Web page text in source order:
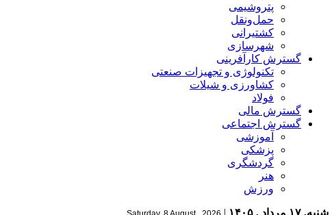
پتروشیمی
حمل‌و‌نقل
کشتیرانی
شهرسازی
گسترش کارآفرینی
تکنولوژی و تجهیزات صنعتی
کشاورزی و شیلات
فولاد
گسترش مالی
گسترش اجتماعی
آموزشی
پزشکی
گردشگری
هنر
ورزش
شنبه, ۱۷ مرداد , ۱۴۰۵ |